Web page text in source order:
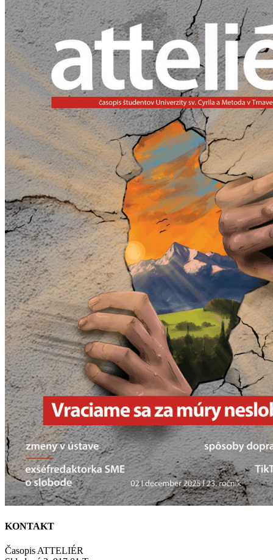
KONTAKT
Časopis ATTELIÉR